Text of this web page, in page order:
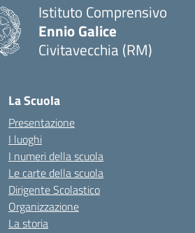
Istituto Comprensivo
Ennio Galice
Civitavecchia (RM)
La Scuola
Presentazione
I luoghi
I numeri della scuola
Le carte della scuola
Dirigente Scolastico
Organizzazione
La storia